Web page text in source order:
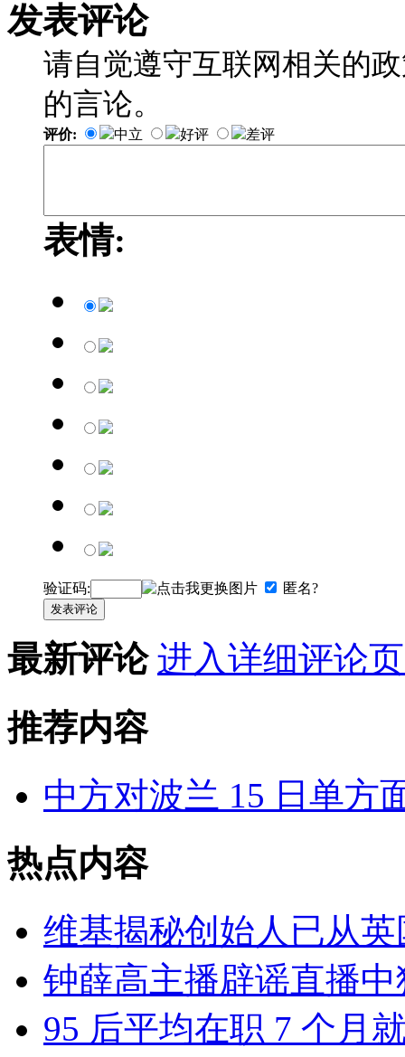
发表评论
请自觉遵守互联网相关的
的言论。
评价: 中立 好评 差评
表情:
验证码: 匿名?
发表评论
最新评论 进入详细评论
推荐内容
中方对波兰 15 日单方
热点内容
维基揭秘创始人已从
钟薛高主播辟谣直播中
95 后平均在职 7 个月